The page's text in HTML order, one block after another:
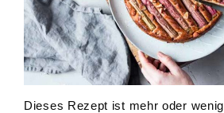
Dieses Rezept ist mehr oder